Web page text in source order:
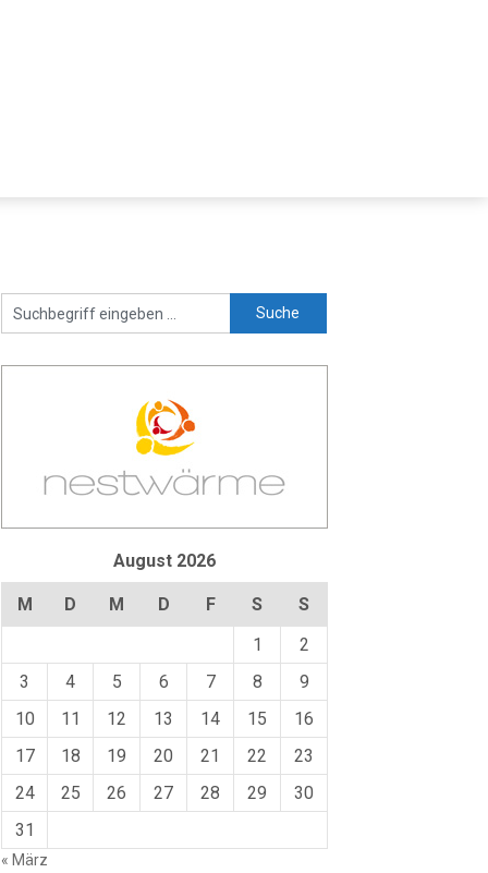
August 2026
M D M D F S
S
1
2
3
4 5 6 7 8
9
10
11 12 13 14 15
16
17
18 19 20 21 22
23
24
25 26 27 28 29
30
31
« März